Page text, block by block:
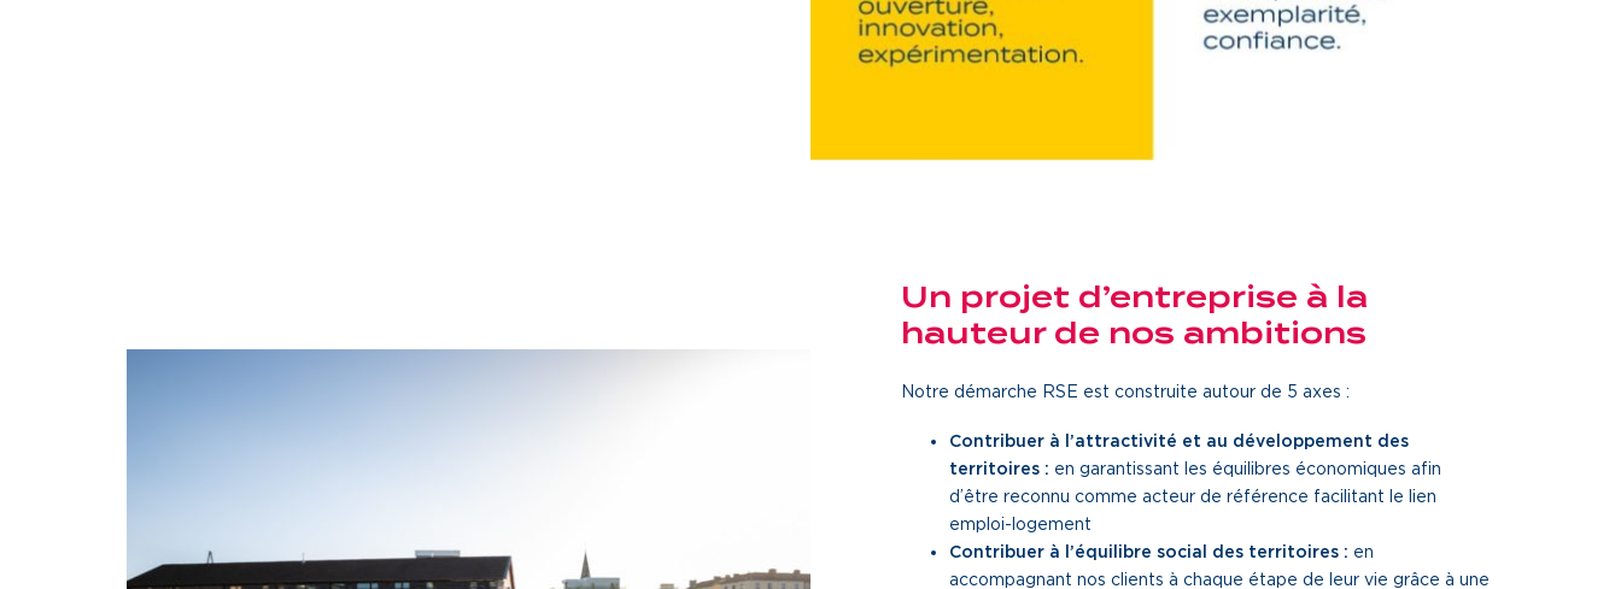
Un projet d’entreprise à la
hauteur de nos ambitions
Notre démarche RSE est construite autour de 5 axes :
Contribuer à l’attractivité et au développement des
territoires : en garantissant les équilibres économiques afin
d’être reconnu comme acteur de référence facilitant le lien
emploi-logement
Contribuer à l’équilibre social des territoires : en
accompagnant nos clients à chaque étape de leur vie grâce à une